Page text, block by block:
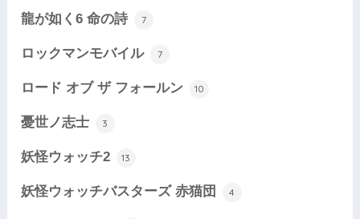
龍が如く6 命の詩 7
ロックマンモバイル 7
ロード オブ ザ フォールン 10
憂世ノ志士 3
妖怪ウォッチ2 13
妖怪ウォッチバスターズ 赤猫団 4